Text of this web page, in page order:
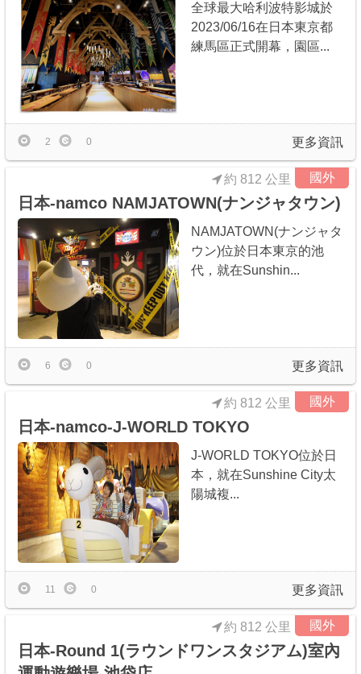
全球最大哈利波特影城於
2023/06/16在日本東京都
練馬區正式開幕，園區...
更多資訊
2 0
國外
約 812 公里
日本-namco NAMJATOWN(ナンジャタウン)
NAMJATOWN(ナンジャタ
ウン)位於日本東京的池
代，就在Sunshin...
更多資訊
6 0
國外
約 812 公里
日本-namco-J-WORLD TOKYO
J-WORLD TOKYO位於日
本，就在Sunshine City太
陽城複...
更多資訊
11 0
國外
約 812 公里
日本-Round 1(ラウンドワンスタジアム)室內